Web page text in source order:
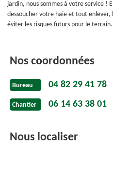
jardin, nous sommes à votre service !
dessoucher votre haie et tout
éviter les risques futurs pour le terrain.
Nos coordonnées
Bureau 04 82 29 41 78
Chantier 06 14 63 38 01
Nous localiser